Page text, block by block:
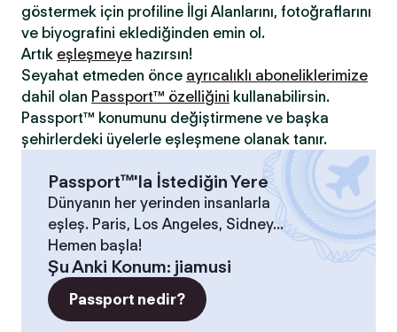
göstermek için profiline İlgi Alanlarını, fotoğraflarını
ve biyografini eklediğinden emin ol.
Artık eşleşmeye hazırsın!
Seyahat etmeden önce ayrıcalıklı aboneliklerimize
dahil olan Passport™ özelliğini kullanabilirsin.
Passport™ konumunu değiştirmene ve başka
şehirlerdeki üyelerle eşleşmene olanak tanır.
Passport™'la İstediğin Yere
Dünyanın her yerinden insanlarla
eşleş. Paris, Los Angeles, Sidney...
Hemen başla!
Şu Anki Konum: jiamusi
Passport nedir?